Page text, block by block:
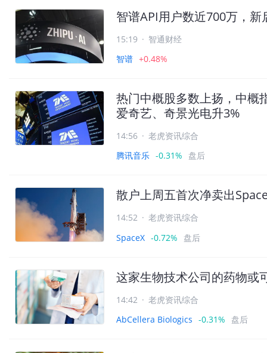
智谱API用户数近700万，
15:19 · 智通财经
智谱 +0.48%
热门中概股多数上扬，中概
爱奇艺、奇景光电升3%
14:56 · 老虎资讯综合
腾讯音乐 -0.31% 盘后
散户上周五首次净卖出
14:52 · 老虎资讯综合
SpaceX -0.72% 盘后
这家生物技术公司的药物或
14:42 · 老虎资讯综合
AbCellera Biologics -0.31% 盘后